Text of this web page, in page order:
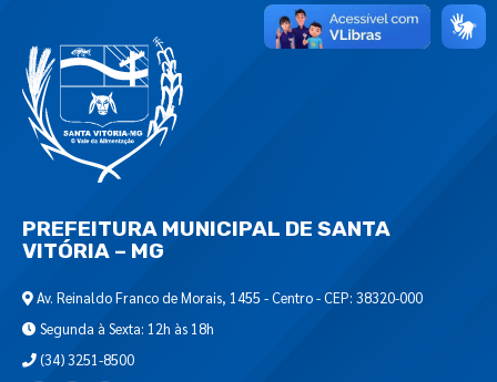
PREFEITURA MUNICIPAL DE SANTA
VITÓRIA – MG
Av. Reinaldo Franco de Morais, 1455 - Centro - CEP: 38320-000
Segunda à Sexta: 12h às 18h
(34) 3251-8500